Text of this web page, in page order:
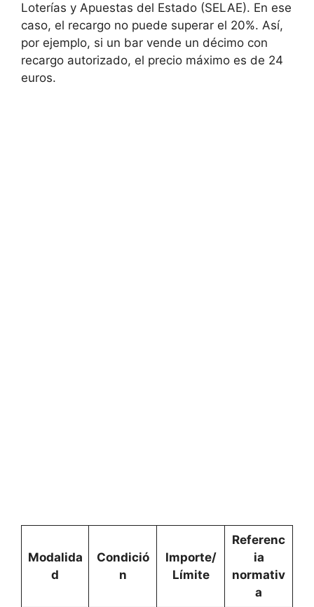
Loterías y Apuestas del Estado (SELAE). En ese
caso, el recargo no puede superar el 20%. Así,
por ejemplo, si un bar vende un décimo con
recargo autorizado, el precio máximo es de 24
euros.
Modalida
d
Condició
n
Importe/
Límite
Referenc
ia
normativ
a